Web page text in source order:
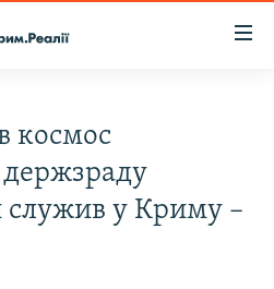
космос
держзраду
служив у Криму –